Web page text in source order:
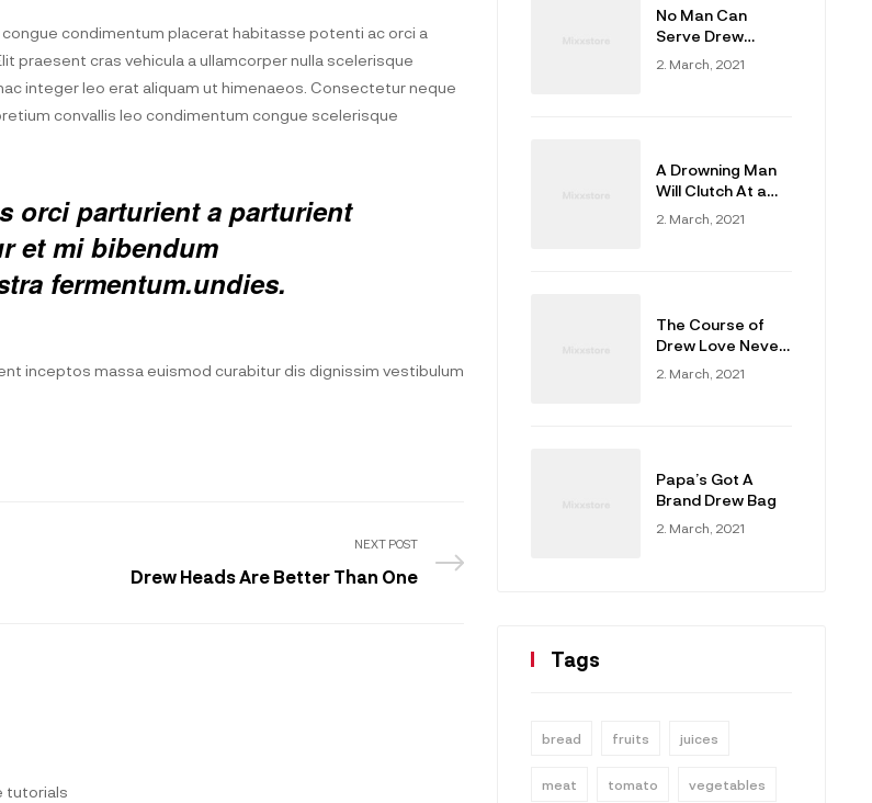
condimentum placerat habitasse potenti ac orci a
praesent cras vehicula a ullamcorper nulla scelerisque
integer leo erat aliquam ut himenaeos. Consectetur neque
convallis leo condimentum congue scelerisque
orci parturient a parturient
et mi bibendum
fermentum.undies.
inceptos massa euismod curabitur dis dignissim vestibulum
NEXT POST
Drew Heads Are Better Than One
tutorials
No Man Can
Serve Drew
Masters
2. March, 2021
A Drowning Man
Will Clutch At a
Draw
2. March, 2021
The Course of
Drew Love Never
Did Run Smooth
2. March, 2021
Papa’s Got A
Brand Drew Bag
2. March, 2021
Tags
bread fruits juices
meat tomato vegetables